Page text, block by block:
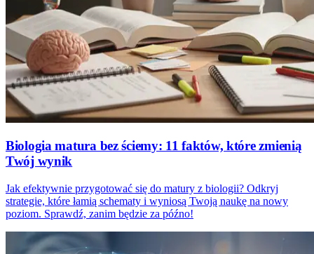
Biologia matura bez ściemy: 11 faktów, które zmienią
Twój wynik
Jak efektywnie przygotować się do matury z biologii? Odkryj
strategie, które łamią schematy i wyniosą Twoją naukę na nowy
poziom. Sprawdź, zanim będzie za późno!